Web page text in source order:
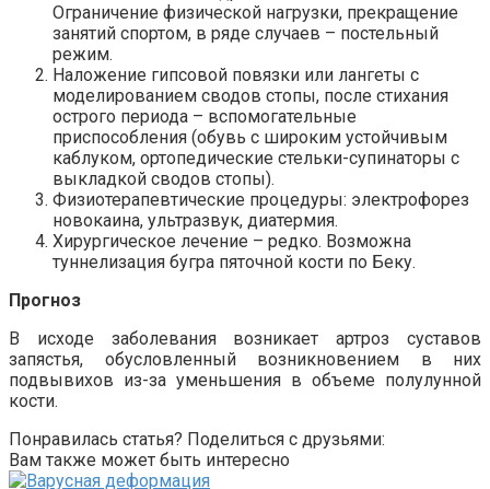
Ограничение физической нагрузки, прекращение
занятий спортом, в ряде случаев – постельный
режим.
Наложение гипсовой повязки или лангеты с
моделированием сводов стопы, после стихания
острого периода – вспомогательные
приспособления (обувь с широким устойчивым
каблуком, ортопедические стельки-супинаторы с
выкладкой сводов стопы).
Физиотерапевтические процедуры: электрофорез
новокаина, ультразвук, диатермия.
Хирургическое лечение – редко. Возможна
туннелизация бугра пяточной кости по Беку.
Прогноз
В исходе заболевания возникает артроз суставов
запястья, обусловленный возникновением в них
подвывихов из-за уменьшения в объеме полулунной
кости.
Понравилась статья? Поделиться с друзьями:
Вам также может быть интересно